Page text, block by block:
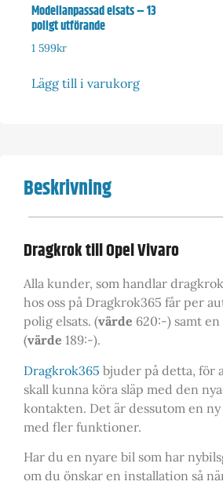
Modellanpassad elsats – 13
poligt utförande
1 599kr
Lägg till i varukorg
Beskrivning
Dragkrok till Opel Vivaro
Alla kunder, som handlar
hos oss på Dragkrok365 får per
polig elsats. (värde 620:-) samt
(värde 189:-).
Dragkrok365 bjuder på detta, för
skall kunna köra släp med den
kontakten. Det är dessutom en
med fler funktioner.
Har du en nyare bil som har
om du önskar en installation så